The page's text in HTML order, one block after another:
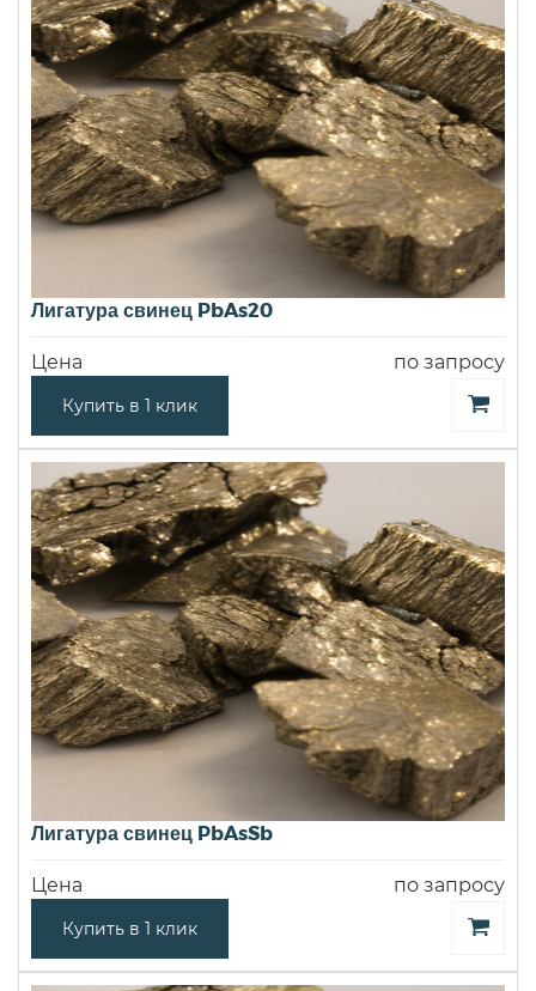
Лигатура свинец PbAs20
Цена по запросу
Купить в 1 клик
Лигатура свинец PbAsSb
Цена по запросу
Купить в 1 клик